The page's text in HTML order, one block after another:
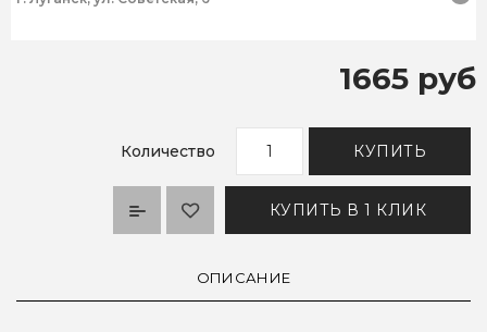
1665 руб
Количество КУПИТЬ
КУПИТЬ В 1 КЛИК
ОПИСАНИЕ